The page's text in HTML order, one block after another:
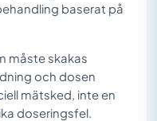
baserat på
måste skakas
och dosen
mätsked, inte en
doseringsfel.